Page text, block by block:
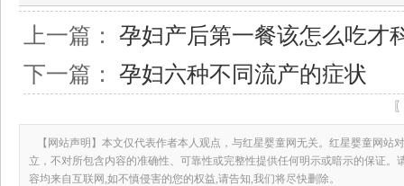
上一篇： 孕妇产后第一餐该怎么吃才
下一篇： 孕妇六种不同流产的症状
【网站声明】本文仅代表作者本人观点，与红星婴童网无关。红星婴童网站
立，不对所包含内容的准确性、可靠性或完整性提供任何明示或暗示的保证。
容均来自互联网,如不慎侵害的您的权益,请告知,我们将尽快删除。